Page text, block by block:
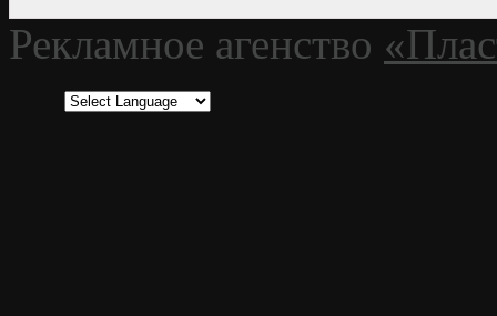
Рекламное агенство